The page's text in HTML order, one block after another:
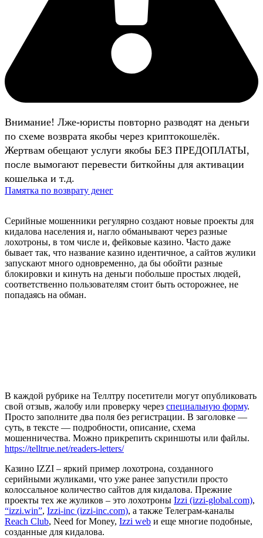
Внимание! Лже-юристы повторно разводят на деньги
по схеме возврата якобы через криптокошелёк.
Жертвам обещают услуги якобы БЕЗ ПРЕДОПЛАТЫ,
после вымогают перевести биткойны для активации
кошелька и т.д.
Памятка по возврату денег
Серийные мошенники регулярно создают новые проекты для
кидалова населения и, нагло обманывают через разные
лохотроны, в том числе и, фейковые казино. Часто даже
бывает так, что название казино идентичное, а сайтов жулики
запускают много одновременно, да бы обойти разные
блокировки и кинуть на деньги побольше простых людей,
соответственно пользователям стоит быть осторожнее, не
попадаясь на обман.
В каждой рубрике на Теллтру посетители могут опубликовать
свой отзыв, жалобу или проверку через специальную форму.
Просто заполните два поля без регистрации. В заголовке —
суть, в тексте — подробности, описание, схема
мошенничества. Можно прикрепить скриншоты или файлы.
https://telltrue.net/readers-letters/
Казино IZZI – яркий пример лохотрона, созданного
серийными жуликами, что уже ранее запустили просто
колоссальное количество сайтов для кидалова. Прежние
проекты тех же жуликов – это лохотроны Izzi (izzi-global.com),
“izzi.win”, Izzi-inc (izzi-inc.com), а также Телеграм-каналы
Reach Club, Need for Money, Izzi web и еще многие подобные,
созданные для кидалова.